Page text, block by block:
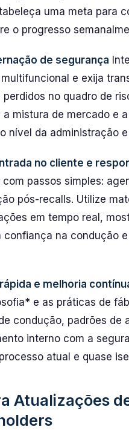
uma meta para
o progresso
de segurança
e exija
no quadro de
mistura de mercado e
nível da administração
no cliente e
passos simples:
pós-recalls. Utilize
em tempo real,
confiança na condução
e melhoria
e as práticas de
condução, padrões de
interno com a
atual e quase
Atualizações